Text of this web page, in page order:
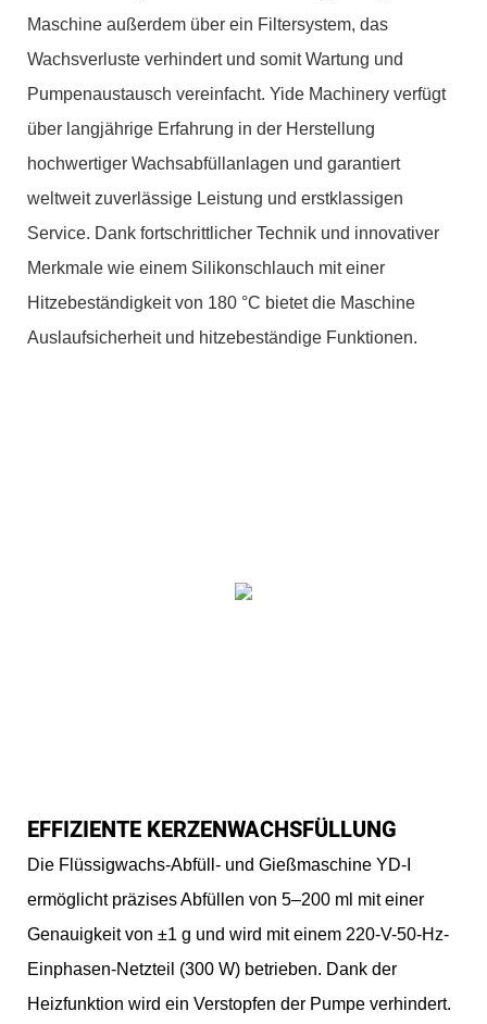
Maschine außerdem über ein Filtersystem, das
Wachsverluste verhindert und somit Wartung und
Pumpenaustausch vereinfacht. Yide Machinery verfügt
über langjährige Erfahrung in der Herstellung
hochwertiger Wachsabfüllanlagen und garantiert
weltweit zuverlässige Leistung und erstklassigen
Service. Dank fortschrittlicher Technik und innovativer
Merkmale wie einem Silikonschlauch mit einer
Hitzebeständigkeit von 180 °C bietet die Maschine
Auslaufsicherheit und hitzebeständige Funktionen.
EFFIZIENTE KERZENWACHSFÜLLUNG
Die Flüssigwachs-Abfüll- und Gießmaschine YD-I
ermöglicht präzises Abfüllen von 5–200 ml mit einer
Genauigkeit von ±1 g und wird mit einem 220-V-50-Hz-
Einphasen-Netzteil (300 W) betrieben. Dank der
Heizfunktion wird ein Verstopfen der Pumpe verhindert.